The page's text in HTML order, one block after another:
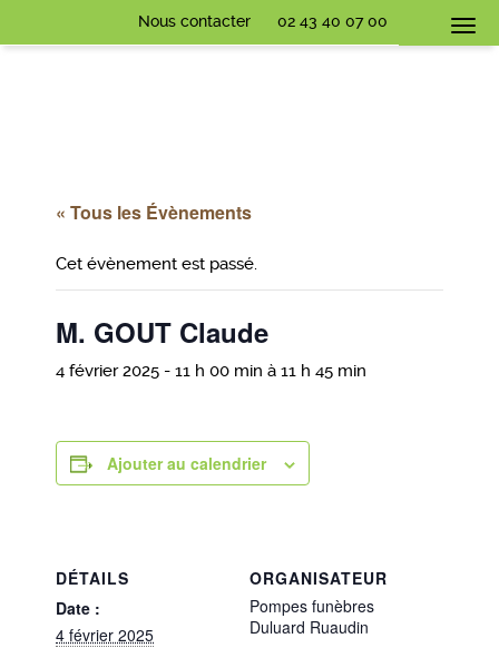
Nous contacter 02 43 40 07 00
« Tous les Évènements
Cet évènement est passé.
M. GOUT Claude
4 février 2025 - 11 h 00 min à 11 h 45 min
Ajouter au calendrier
DÉTAILS
Date :
4 février 2025
ORGANISATEUR
Pompes funèbres
Duluard Ruaudin